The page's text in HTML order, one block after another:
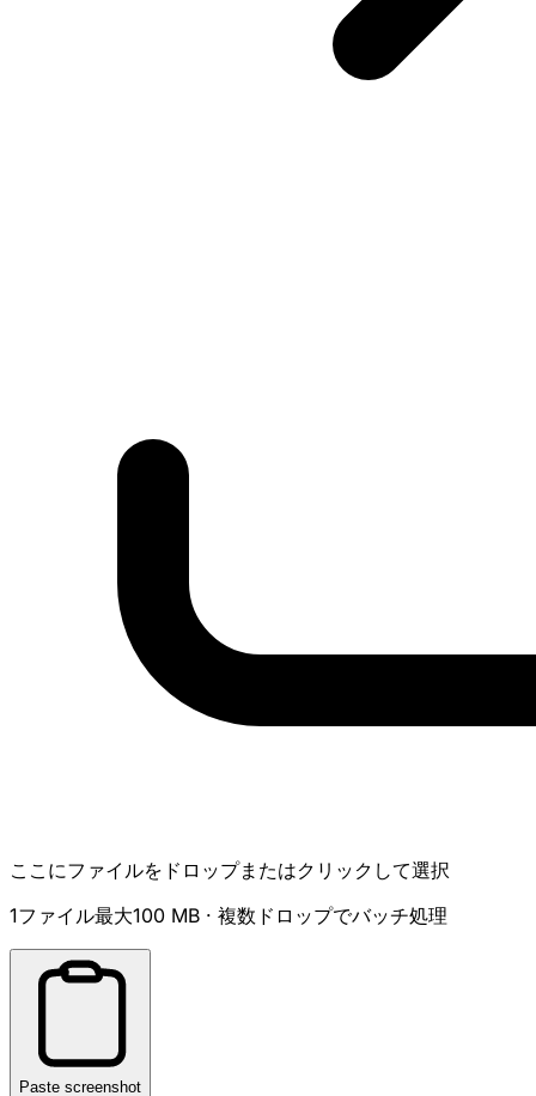
ここにファイルをドロップまたはクリックして選択
1ファイル最大100 MB · 複数ドロップでバッチ処理
Paste screenshot